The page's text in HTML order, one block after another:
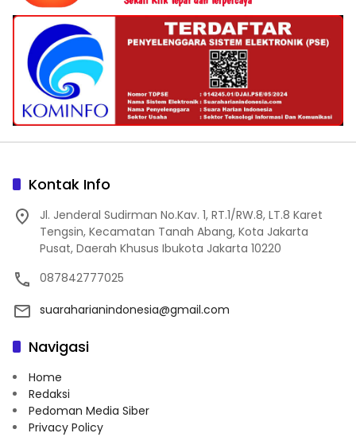
Kontak Info
Jl. Jenderal Sudirman No.Kav. 1, RT.1/RW.8, LT.8 Karet
Tengsin, Kecamatan Tanah Abang, Kota Jakarta
Pusat, Daerah Khusus Ibukota Jakarta 10220
087842777025
suaraharianindonesia@gmail.com
Navigasi
Home
Redaksi
Pedoman Media Siber
Privacy Policy